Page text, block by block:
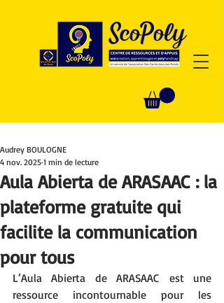
Aula Abierta de ARASAAC : la
plateforme gratuite qui
facilite la communication
pour tous
Audrey BOULOGNE
4 nov. 2025 1 min de lecture
L’Aula Abierta de ARASAAC est une
ressource incontournable pour les